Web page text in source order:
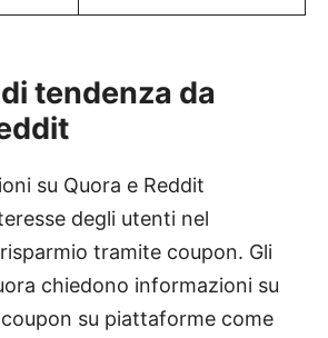
tendenza da
su Quora e Reddit
degli utenti nel
tramite coupon. Gli
chiedono informazioni su
su piattaforme come